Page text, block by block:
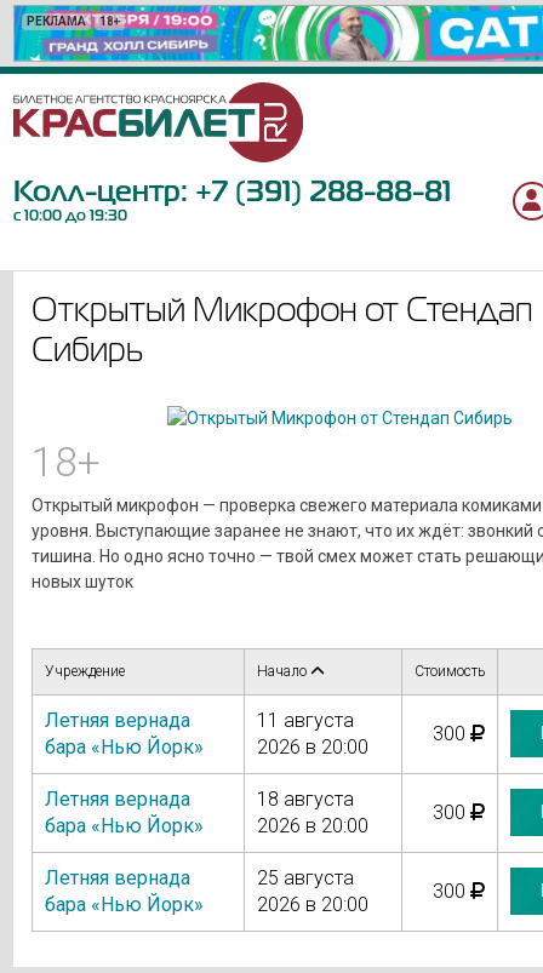
РЕКЛАМА 18+
РЕКЛАМА 16+
РЕКЛАМА 6+
РЕКЛАМА 6+
РЕКЛАМА 12+
РЕКЛАМА 12+
РЕКЛАМА 18+
РЕКЛАМА 6+
РЕКЛАМА 12+
РЕКЛАМА 12+
РЕКЛАМА 6+
РЕКЛАМА 12+
РЕКЛАМА 12+
РЕКЛАМА 6+
РЕКЛАМА 12+
РЕКЛАМА 16+
РЕКЛАМА 6+
РЕКЛАМА 12+
РЕКЛАМА 12+
РЕКЛАМА 0+
Колл-центр: +7 (391) 288-88-81
с 10:00 до 19:30
Открытый Микрофон от Стендап
Сибирь
18+
Открытый микрофон — проверка свежего материала комиками
уровня. Выступающие заранее не знают, что их ждёт: звонкий
тишина. Но одно ясно точно — твой смех может стать
новых шуток
Учреждение Начало Стоимость
Летняя вернада
бара «Нью Йорк»
11 августа
2026 в 20:00
300
Летняя вернада
бара «Нью Йорк»
18 августа
2026 в 20:00
300
Летняя вернада
бара «Нью Йорк»
25 августа
2026 в 20:00
300